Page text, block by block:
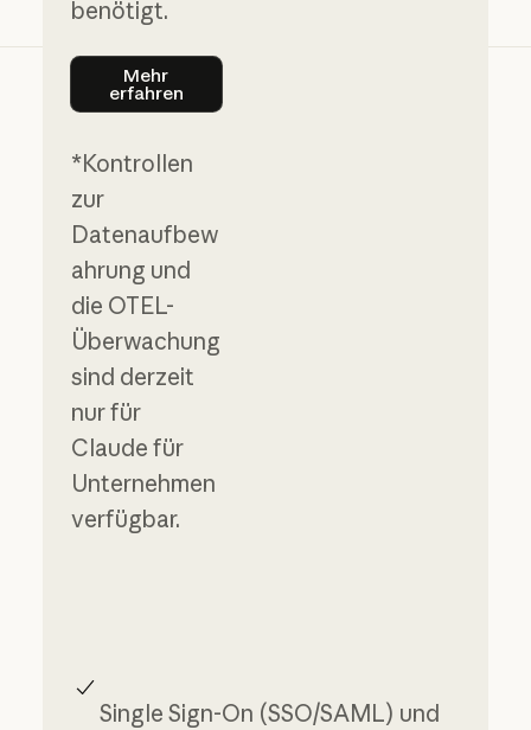
benötigt.
Mehr
erfahren
Mehr erfahren
*Kontrollen
zur
Datenaufbew
ahrung und
die OTEL-
Überwachung
sind derzeit
nur für
Claude für
Unternehmen
verfügbar.
Single Sign-On (SSO/SAML) und